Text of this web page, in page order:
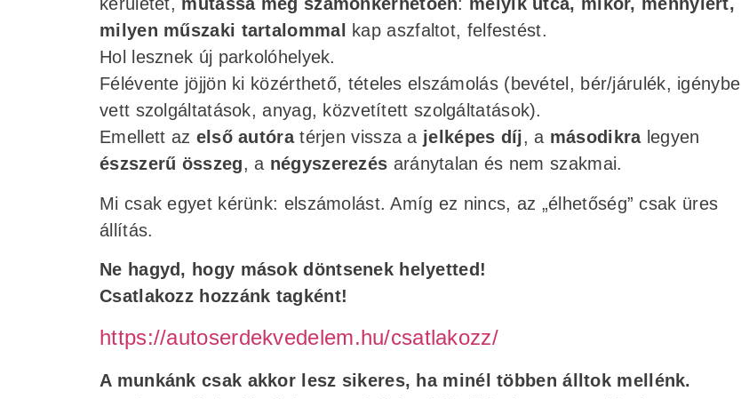
milyen műszaki tartalommal
kap aszfaltot, felfestést.
Hol lesznek új parkolóhelyek.
Félévente jöjjön ki közérthető, tételes elszámolás (bevétel, bér/járulék, igénybe
vett szolgáltatások, anyag, közvetített szolgáltatások).
Emellett az első autóratérjen vissza a jelképes díj, a másodikralegyen
észszerű összeg, a négyszerezés aránytalan és nem szakmai.
Mi csak egyet kérünk: elszámolást. Amíg ez nincs, az „élhetőség” csak üres
állítás.
Ne hagyd, hogy mások döntsenek helyetted!
Csatlakozz hozzánk tagként!
https://autoserdekvedelem.hu/csatlakozz/
A munkánk csak akkor lesz sikeres, ha minél többen álltok mellénk.